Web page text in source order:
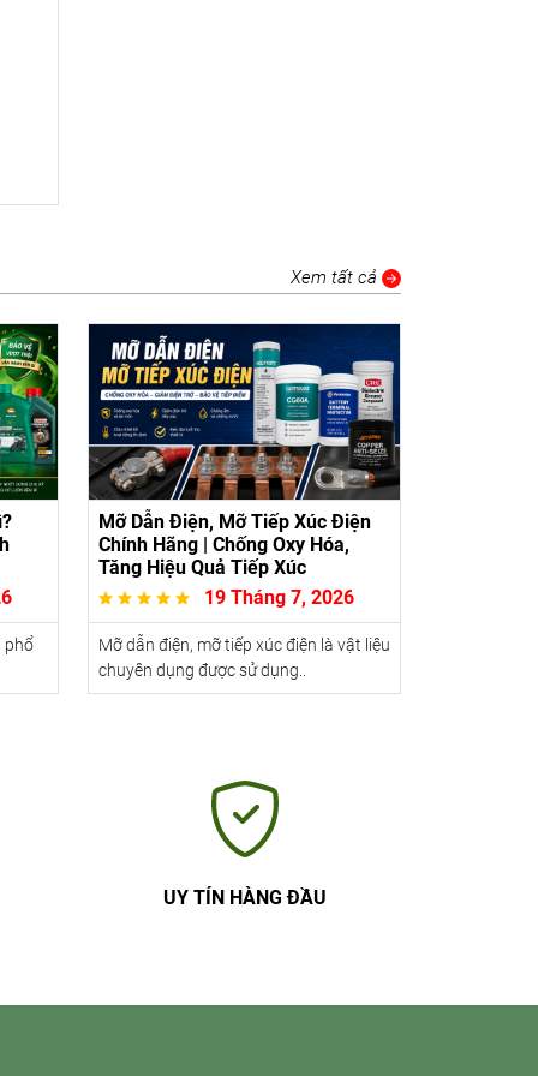
Xem tất cả
phổ
Mỡ Dẫn Điện, Mỡ Tiếp Xúc Điện
Chính Hãng | Chống Oxy Hóa,
Tăng Hiệu Quả Tiếp Xúc
19 Tháng 7, 2026
Mỡ dẫn điện, mỡ tiếp xúc điện là vật liệu
chuyên dụng được sử dụng..
UY TÍN HÀNG ĐẦU